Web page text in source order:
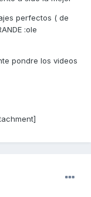
perfectos ( de
:ole
pondre los videos